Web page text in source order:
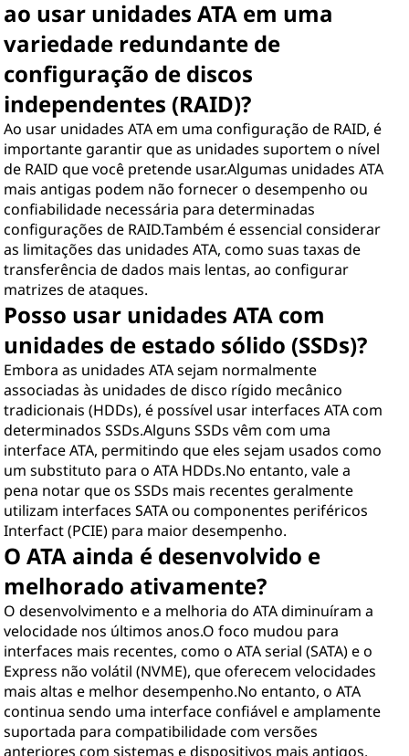
ao usar unidades ATA em uma
variedade redundante de
configuração de discos
independentes (RAID)?
Ao usar unidades ATA em uma configuração de RAID, é
importante garantir que as unidades suportem o nível
de RAID que você pretende usar.Algumas unidades ATA
mais antigas podem não fornecer o desempenho ou
confiabilidade necessária para determinadas
configurações de RAID.Também é essencial considerar
as limitações das unidades ATA, como suas taxas de
transferência de dados mais lentas, ao configurar
matrizes de ataques.
Posso usar unidades ATA com
unidades de estado sólido (SSDs)?
Embora as unidades ATA sejam normalmente
associadas às unidades de disco rígido mecânico
tradicionais (HDDs), é possível usar interfaces ATA com
determinados SSDs.Alguns SSDs vêm com uma
interface ATA, permitindo que eles sejam usados como
um substituto para o ATA HDDs.No entanto, vale a
pena notar que os SSDs mais recentes geralmente
utilizam interfaces SATA ou componentes periféricos
Interfact (PCIE) para maior desempenho.
O ATA ainda é desenvolvido e
melhorado ativamente?
O desenvolvimento e a melhoria do ATA diminuíram a
velocidade nos últimos anos.O foco mudou para
interfaces mais recentes, como o ATA serial (SATA) e o
Express não volátil (NVME), que oferecem velocidades
mais altas e melhor desempenho.No entanto, o ATA
continua sendo uma interface confiável e amplamente
suportada para compatibilidade com versões
anteriores com sistemas e dispositivos mais antigos.